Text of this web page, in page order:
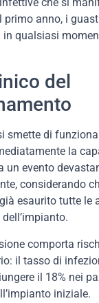
primo anno, i
qualsiasi
del
smette di
la
un evento
considerando
esaurito tutte le
comporta
il tasso di
il 18% nei
iniziale.